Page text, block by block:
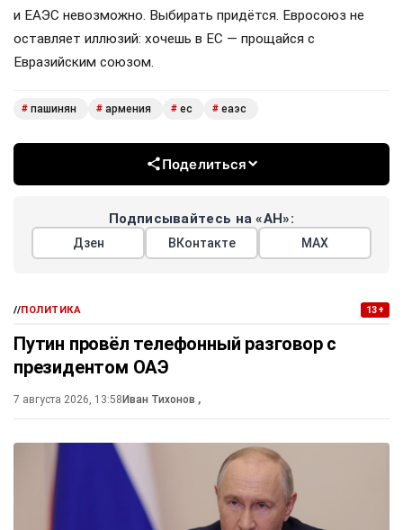
и ЕАЭС невозможно. Выбирать придётся. Евросоюз не
оставляет иллюзий: хочешь в ЕС — прощайся с
Евразийским союзом.
# пашинян # армения # ес # еаэс
Поделиться
Подписывайтесь на «АН»:
Дзен ВКонтакте МАХ
//ПОЛИТИКА 13+
Путин провёл телефонный разговор с
президентом ОАЭ
7 августа 2026, 13:58 Иван Тихонов ,